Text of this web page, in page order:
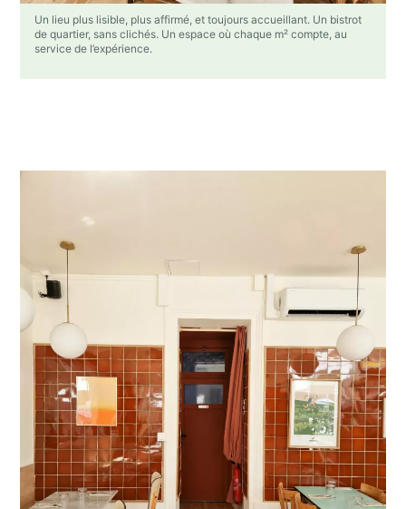
Un lieu plus lisible, plus affirmé, et toujours accueillant. Un bistrot
de quartier, sans clichés. Un espace où chaque m² compte, au
service de l’expérience.